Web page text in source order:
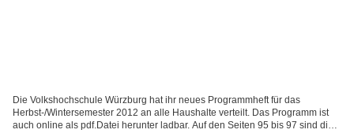
Die Volkshochschule Würzburg hat ihr neues Programmheft für das
Herbst-/Wintersemester 2012 an alle Haushalte verteilt. Das Programm ist
auch online als pdf.Datei herunter ladbar. Auf den Seiten 95 bis 97 sind die